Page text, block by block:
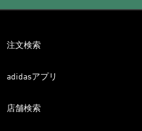
注文検索
adidasアプリ
店舗検索